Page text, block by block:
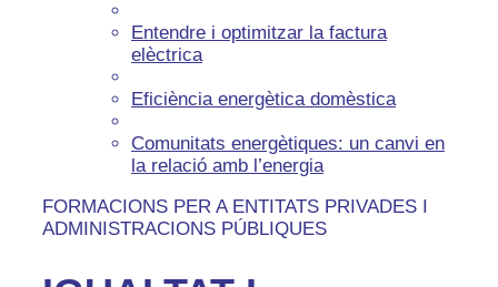
Entendre i optimitzar la factura
elèctrica
Eficiència energètica domèstica
Comunitats energètiques: un canvi en
la relació amb l’energia
FORMACIONS PER A ENTITATS PRIVADES I
ADMINISTRACIONS PÚBLIQUES